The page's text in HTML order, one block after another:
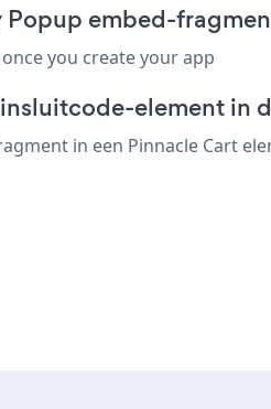
Popup embed-
you create your app
element in
in een Pinnacle Cart